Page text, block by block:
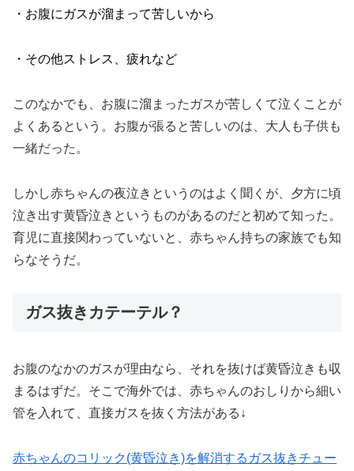
・お腹にガスが溜まって苦しいから
・その他ストレス、疲れなど
このなかでも、お腹に溜まったガスが苦しくて泣くことが
よくあるという。お腹が張ると苦しいのは、大人も子供も
一緒だった。
しかし赤ちゃんの夜泣きというのはよく聞くが、夕方に頃
泣き出す黄昏泣きというものがあるのだと初めて知った。
育児に直接関わっていないと、赤ちゃん持ちの家族でも知
らなそうだ。
ガス抜きカテーテル？
お腹のなかのガスが理由なら、それを抜けば黄昏泣きも収
まるはずだ。そこで海外では、赤ちゃんのおしりから細い
管を入れて、直接ガスを抜く方法がある↓
赤ちゃんのコリック(黄昏泣き)を解消するガス抜きチュー